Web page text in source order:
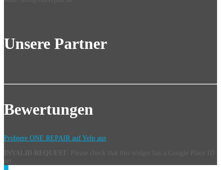
Unsere Partner
Bewertungen
Probiere ONE REPAIR auf Yelp aus
INVALID REQUEST